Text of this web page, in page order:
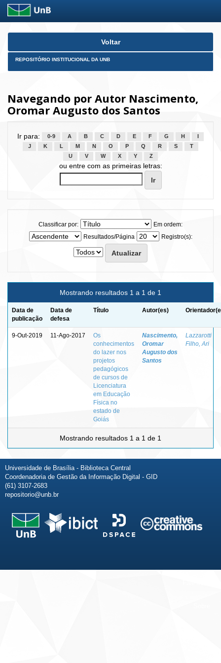
Skip
Voltar
REPOSITÓRIO INSTITUCIONAL DA UNB
Navegando por Autor Nascimento,
Oromar Augusto dos Santos
Ir para: 0-9 A B C D E F G H
J
K L M N O P Q R S
T
U
V W X Y Z
ou entre com as primeiras letras:
Classificar por:
Em ordem:
Resultados/Página
Registro(s):
Mostrando resultados 1 a 1 de 1
Data de
publicação
Data de
defesa
Título Autor(es)
9-Out-2019 11-Ago-2017
Os
conhecimentos
do lazer nos
projetos
pedagógicos
de cursos de
Licenciatura
em Educação
Física no
estado de
Goiás
Nascimento,
Oromar
Augusto dos
Santos
Lazzarotti
Filho, Ari
Mostrando resultados 1 a 1 de 1
Universidade de Brasília - Biblioteca Central
Coordenadoria de Gestão da Informação Digital - GID
(61) 3107-2683
repositorio@unb.br